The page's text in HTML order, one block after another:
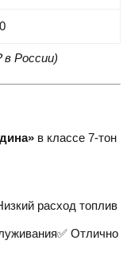
России)
в классе 7-тон
расход топлив
Отлично